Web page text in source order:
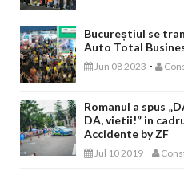
Bucureștiul se
Auto Total
Jun 08 2023 -
Romanul a spus
DA, vietii!” in
Accidente by ZF
Jul 10 2019 -